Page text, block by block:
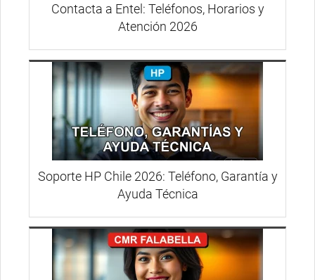
Contacta a Entel: Teléfonos, Horarios y
Atención 2026
Soporte HP Chile 2026: Teléfono, Garantía y
Ayuda Técnica